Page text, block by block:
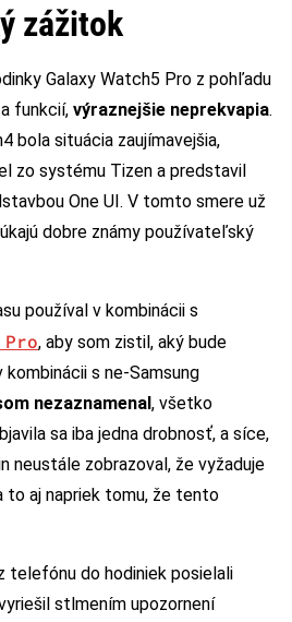
zážitok
Galaxy Watch5 Pro z pohľadu
funkcií, výraznejšie neprekvapia.
bola situácia zaujímavejšia,
zo systému Tizen a predstavil
One UI. V tomto smere už
dobre známy používateľský
používal v kombinácii s
, aby som zistil, aký bude
s ne-Samsung
nezaznamenal, všetko
sa iba jedna drobnosť, a síce,
neustále zobrazoval, že vyžaduje
to aj napriek tomu, že tento
telefónu do hodiniek posielali
stlmením upozornení